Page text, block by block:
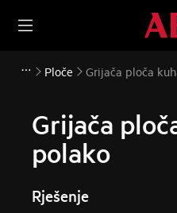
Ploče Grijača ploča
Grijača
polako
Rješenje